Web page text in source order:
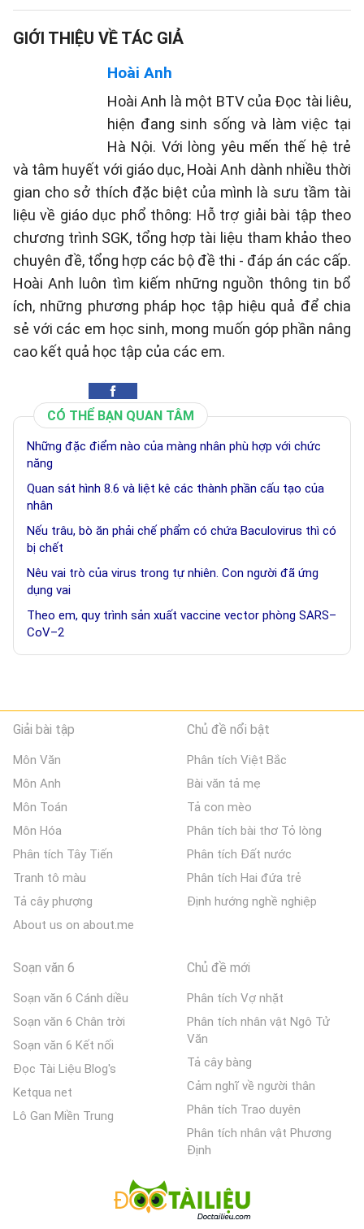
GIỚI THIỆU VỀ TÁC GIẢ
Hoài Anh
Hoài Anh là một BTV của Đọc tài liêu,
hiện đang sinh sống và làm việc tại
Hà Nội. Với lòng yêu mến thế hệ trẻ
và tâm huyết với giáo dục, Hoài Anh dành nhiều thời
gian cho sở thích đặc biệt của mình là sưu tầm tài
liệu về giáo dục phổ thông: Hỗ trợ giải bài tập theo
chương trình SGK, tổng hợp tài liệu tham khảo theo
chuyên đề, tổng hợp các bộ đề thi - đáp án các cấp.
Hoài Anh luôn tìm kiếm những nguồn thông tin bổ
ích, những phương pháp học tập hiệu quả để chia
sẻ với các em học sinh, mong muốn góp phần nâng
cao kết quả học tập của các em.
CÓ THỂ BẠN QUAN TÂM
Những đặc điểm nào của màng nhân phù hợp với chức
năng
Quan sát hình 8.6 và liệt kê các thành phần cấu tạo của
nhân
Nếu trâu, bò ăn phải chế phẩm có chứa Baculovirus thì có
bị chết
Nêu vai trò của virus trong tự nhiên. Con người đã ứng
dụng vai
Theo em, quy trình sản xuất vaccine vector phòng SARS–
CoV–2
Giải bài tập
Môn Văn
Môn Anh
Môn Toán
Môn Hóa
Phân tích Tây Tiến
Tranh tô màu
Tả cây phượng
About us on about.me
Chủ đề nổi bật
Phân tích Việt Bắc
Bài văn tả mẹ
Tả con mèo
Phân tích bài thơ Tỏ lòng
Phân tích Đất nước
Phân tích Hai đứa trẻ
Định hướng nghề nghiệp
Soạn văn 6
Soạn văn 6 Cánh diều
Soạn văn 6 Chân trời
Soạn văn 6 Kết nối
Đọc Tài Liệu Blog's
Ketqua net
Lô Gan Miền Trung
Chủ đề mới
Phân tích Vợ nhặt
Phân tích nhân vật Ngô Tử
Văn
Tả cây bàng
Cảm nghĩ về người thân
Phân tích Trao duyên
Phân tích nhân vật Phương
Định